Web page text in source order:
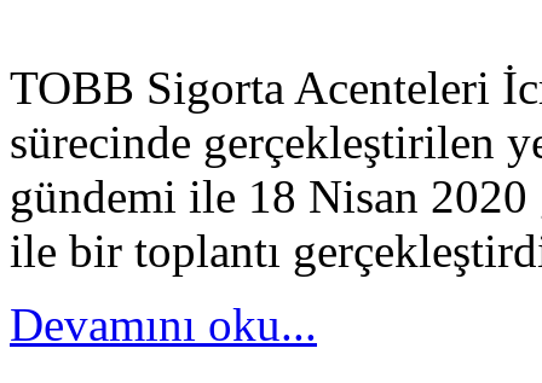
TOBB Sigorta Acenteleri
sürecinde gerçekleştirilen
gündemi ile 18 Nisan
ile bir toplantı
Devamını oku...